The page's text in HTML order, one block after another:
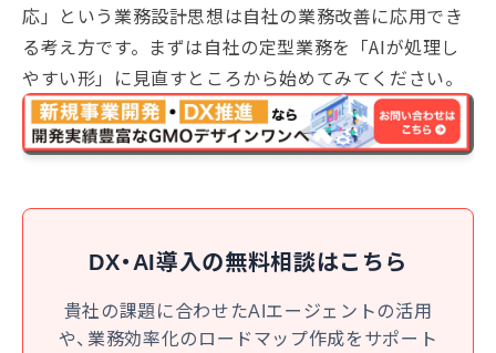
応」という業務設計思想は自社の業務改善に応用でき
る考え方です。まずは自社の定型業務を「AIが処理し
やすい形」に見直すところから始めてみてください。
DX・AI導入の無料相談はこちら
貴社の課題に合わせたAIエージェントの活用
や、業務効率化のロードマップ作成をサポート